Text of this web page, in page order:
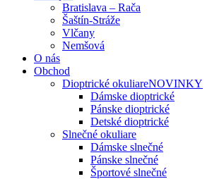
Bratislava – Rača
Šaštín-Stráže
Vlčany
Nemšová
O nás
Obchod
Dioptrické okuliareNOVINKY
Dámske dioptrické
Pánske dioptrické
Detské dioptrické
Slnečné okuliare
Dámske slnečné
Pánske slnečné
Športové slnečné